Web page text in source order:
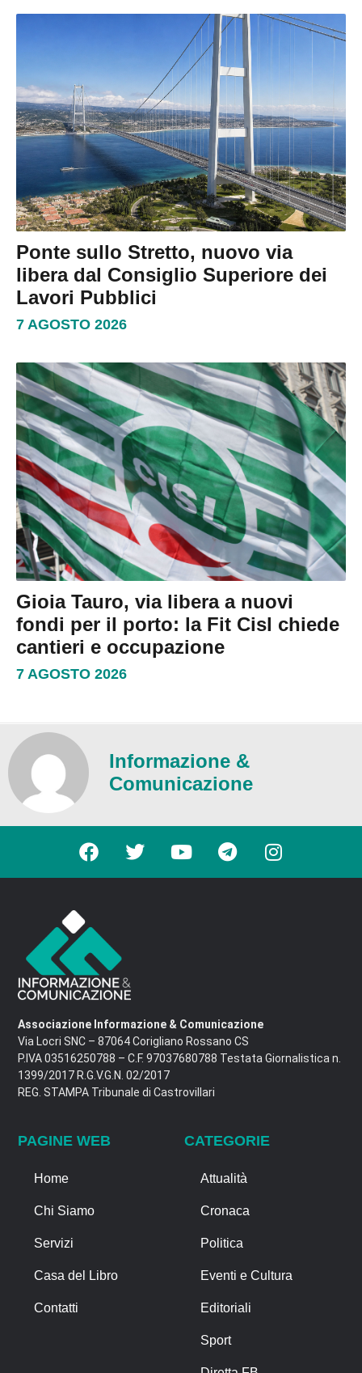
Ponte sullo Stretto, nuovo via
libera dal Consiglio Superiore dei
Lavori Pubblici
7 AGOSTO 2026
Gioia Tauro, via libera a nuovi
fondi per il porto: la Fit Cisl chiede
cantieri e occupazione
7 AGOSTO 2026
Informazione &
Comunicazione
Associazione Informazione & Comunicazione
Via Locri SNC – 87064 Corigliano Rossano CS
P.IVA 03516250788 – C.F. 97037680788 Testata Giornalistica n.
1399/2017 R.G.V.G.N. 02/2017
REG. STAMPA Tribunale di Castrovillari
PAGINE WEB
Home
Chi Siamo
Servizi
Casa del Libro
Contatti
CATEGORIE
Attualità
Cronaca
Politica
Eventi e Cultura
Editoriali
Sport